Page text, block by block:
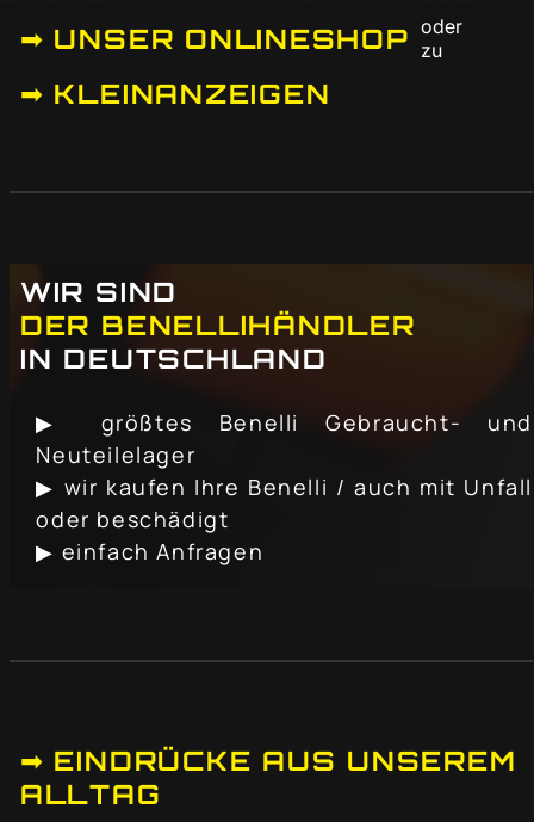
➟ UNSER ONLINESHOP oder
zu
➟ KLEINANZEIGEN
WIR SIND
DER BENELLIHÄNDLER
IN DEUTSCHLAND
▶ größtes Benelli Gebraucht- und
Neuteilelager
▶ wir kaufen Ihre Benelli / auch mit Unfall
oder beschädigt
▶ einfach Anfragen
➟ EINDRÜCKE AUS UNSEREM
ALLTAG